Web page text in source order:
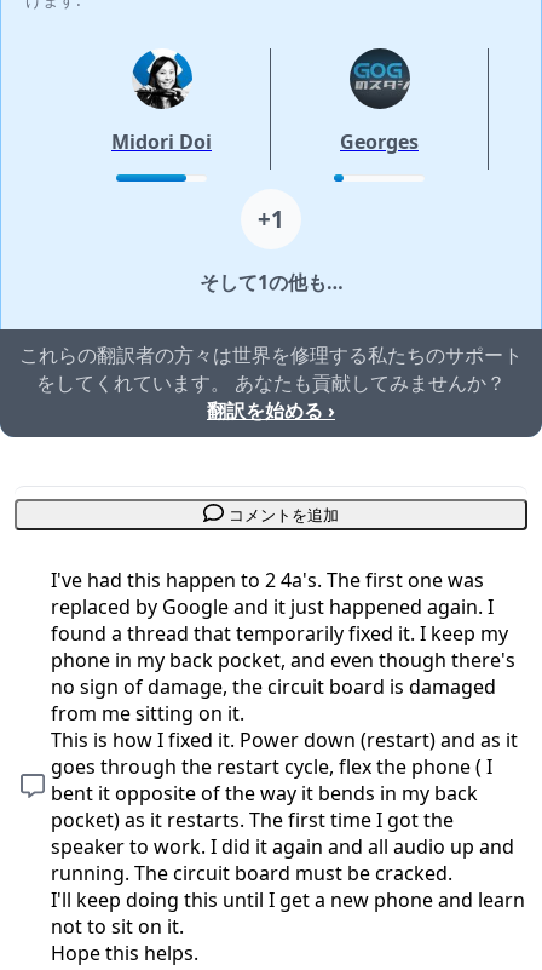
Midori Doi Georges
+1
そして1の他も…
これらの翻訳者の方々は世界を修理する私たちのサポート
をしてくれています。 あなたも貢献してみませんか？
翻訳を始める ›
コメントを追加
I've had this happen to 2 4a's. The first one was
replaced by Google and it just happened again. I
found a thread that temporarily fixed it. I keep my
phone in my back pocket, and even though there's
no sign of damage, the circuit board is damaged
from me sitting on it.
This is how I fixed it. Power down (restart) and as it
goes through the restart cycle, flex the phone ( I
bent it opposite of the way it bends in my back
pocket) as it restarts. The first time I got the
speaker to work. I did it again and all audio up and
running. The circuit board must be cracked.
I'll keep doing this until I get a new phone and learn
not to sit on it.
Hope this helps.